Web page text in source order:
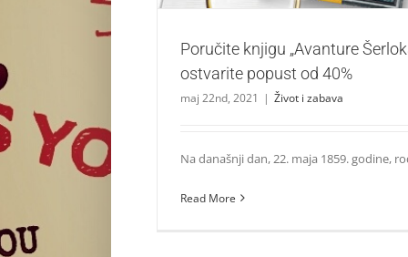
Poručite knjigu „Avanture
ostvarite popust od 40%
maj 22nd, 2021 | Život i zabava
Na današnji dan, 22. maja 1859. godine,
Read More